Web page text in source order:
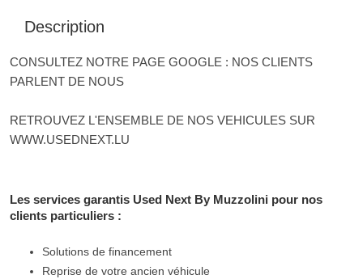
Description
CONSULTEZ NOTRE PAGE GOOGLE : NOS CLIENTS
PARLENT DE NOUS
RETROUVEZ L'ENSEMBLE DE NOS VEHICULES SUR
WWW.USEDNEXT.LU
Les services garantis Used Next By Muzzolini pour nos
clients particuliers :
Solutions de financement
Reprise de votre ancien véhicule